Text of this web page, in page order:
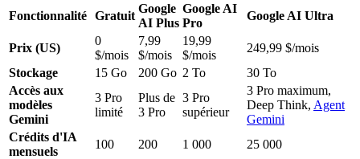
Fonctionnalité Gratuit
Google
AI Plus
Google AI
Pro
Google AI Ultra
Prix (US)
0
$/mois
7,99
$/mois
19,99
$/mois
249,99 $/mois
Stockage
15 Go 200 Go 2 To
30 To
Accès aux
modèles
Gemini
3 Pro
limité
Plus de
3 Pro
3 Pro
supérieur
3 Pro maximum,
Deep Think, Agent
Gemini
Crédits d'IA
mensuels
100 200 1 000 25 000